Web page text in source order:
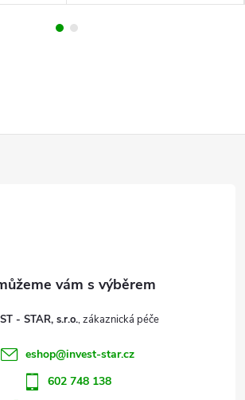
- STAR, s.r.o.
eshop@invest-star.cz
602 748 138